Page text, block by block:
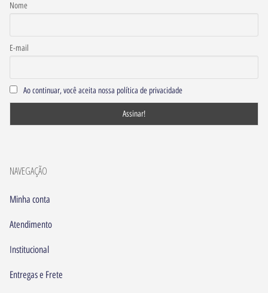
Nome
E-mail
Ao continuar, você aceita nossa política de privacidade
NAVEGAÇÃO
Minha conta
Atendimento
Institucional
Entregas e Frete